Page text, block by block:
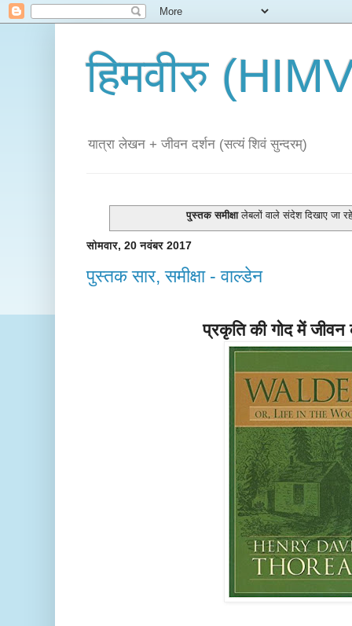
हिमवीरु
यात्रा लेखन + जीवन दर्शन (सत्यं शिवं सुन्दरम्)
पु्स्तक समीक्षालेबलों वाले संदेश दिखाए जा
सोमवार, 20 नवंबर 2017
पुस्तक सार, समीक्षा - वाल्डेन
प्रकृति की गोद में जीवन